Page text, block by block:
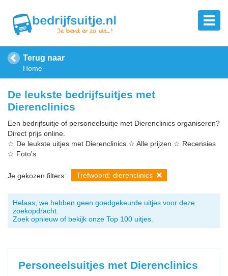
Terug naar
Home
De leukste bedrijfsuitjes met
Dierenclinics
Een bedrijfsuitje of personeelsuitje met Dierenclinics organiseren?
Direct prijs online.
☆ De leukste uitjes met Dierenclinics ☆ Alle prijzen ☆ Recensies
☆ Foto's
Je gekozen filters: Trefwoord: dierenclinics
Helaas, we hebben geen goedgekeurde uitjes voor deze
zoekopdracht.
Zoek opnieuw of bekijk onze Top 100 uitjes.
Personeelsuitjes met Dierenclinics